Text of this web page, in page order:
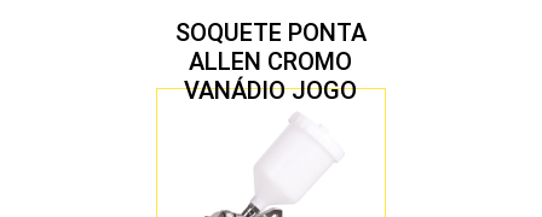
SOQUETE PONTA
ALLEN CROMO
VANÁDIO JOGO
COM 10 PEÇAS